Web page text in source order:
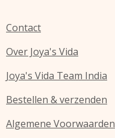
Contact
Over Joya's Vida
Joya's Vida Team India
Bestellen & verzenden
Algemene Voorwaarden